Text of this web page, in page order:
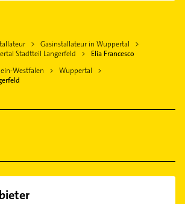
Gasinstallateur in Wuppertal
Stadtteil Langerfeld
Elia Francesco
Westfalen
Wuppertal